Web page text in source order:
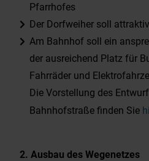
videoüberwachten
Beiträge-Archiv
Pfarrhofes
Der Dorfweiher soll
Am Bahnhof soll ein
der ausreichend Platz für
Fahrräder und
Die Vorstellung des
Bahnhofstraße finden Sie
2. Ausbau des Wegenetzes